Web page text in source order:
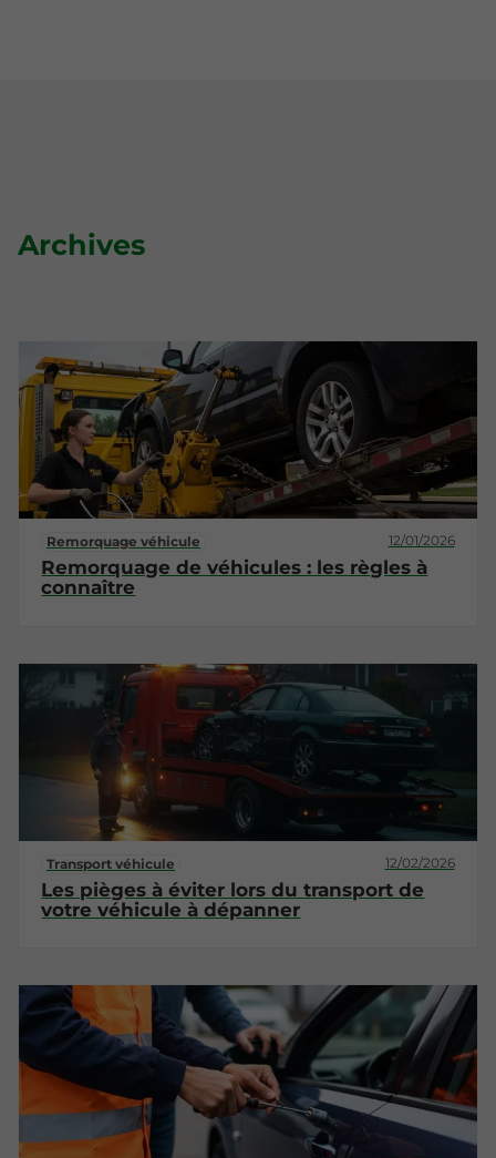
Archives
Remorquage véhicule 12/01/2026
Remorquage de véhicules : les règles à
connaître
Transport véhicule 12/02/2026
Les pièges à éviter lors du transport de
votre véhicule à dépanner